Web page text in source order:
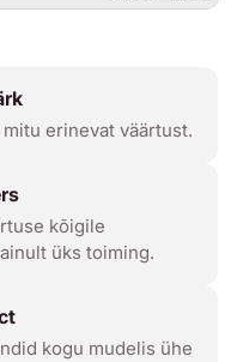
erinevat väärtust.
kõigile
üks toiming.
kogu mudelis ühe